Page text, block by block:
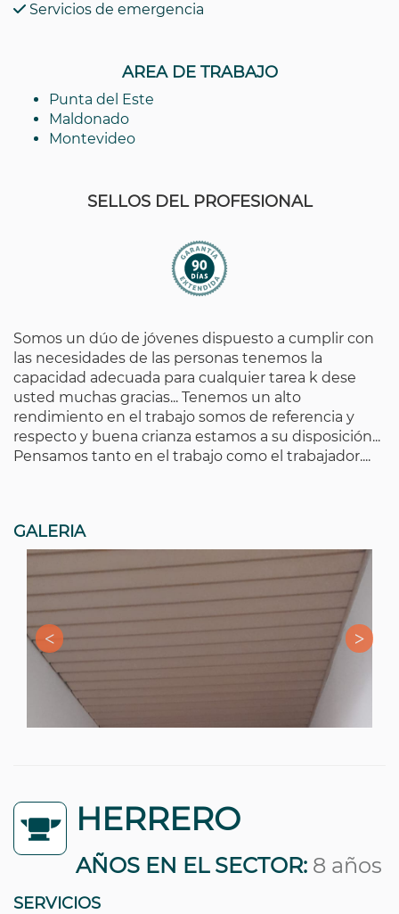
Servicios de emergencia
AREA DE TRABAJO
Punta del Este
Maldonado
Montevideo
SELLOS DEL PROFESIONAL
Somos un dúo de jóvenes dispuesto a cumplir con
las necesidades de las personas tenemos la
capacidad adecuada para cualquier tarea k dese
usted muchas gracias... Tenemos un alto
rendimiento en el trabajo somos de referencia y
respecto y buena crianza estamos a su disposición...
Pensamos tanto en el trabajo como el trabajador....
GALERIA
HERRERO
AÑOS EN EL SECTOR: 8 años
SERVICIOS